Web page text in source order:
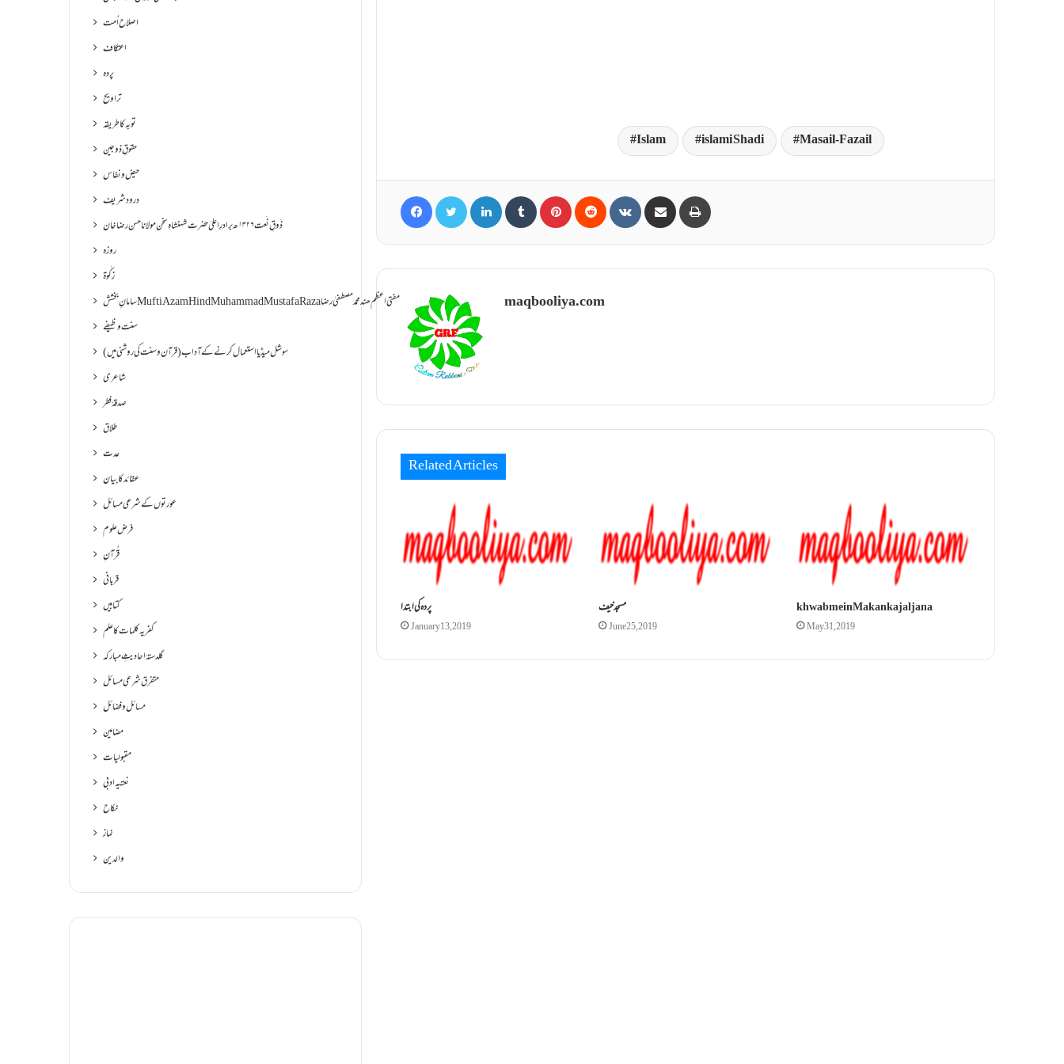
Islam islami Shadi Masail-Fazail
maqbooliya.com
Related Articles
پردہ کی ابتدا
January 13, 2019
مسجد خیف
June 25, 2019
khwab mein Makan ka jal jana
May 31, 2019
اصلاح اُمت
اعتکاف
پردہ
تراویح
توبہ کا طریقہ
حقوقِ ذوجین
حیض و نفاس
درود شریف
ذَوقِ نَعت ۱۳۲۶ھ برادرِ اعلیٰ حضرت شہنشاہِ سخن مولانا حسن رضا خان
روزہ
زکٰوۃ
سامانِ بخشش Mufti Azam Hind Muhammad Mustafa Raza مفتی اعظم ھند محمد مصطفیٰ رضا
سنت وظیفے
سوشل میڈیا استعمال کرنے کے آداب (قرآن و سنت کی روشنی میں)
شاعری
صدقۂ فطر
طلاق
عدت
عقائد کا بیان
عورتوں کے شرعی مسائل
فرض علوم
قُرآنِ
قربانی
کتابیں
کفریہ کلمات کا علم
گلدستۂ احادیثِ مبارکہ
متفرق شرعی مسائل
مسائل و فضائل
مضامین
مقبولیات
نعتیہ ادبی
نکاح
نماز
والدین